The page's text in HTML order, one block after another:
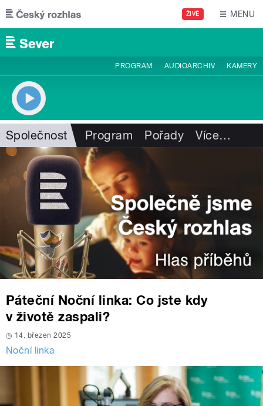
Přejít k hlavnímu obsahu
ŽIVĚ MENU
PROGRAM AUDIOARCHIV KAMERY
Společnost Program Pořady Více…
Páteční Noční linka: Co jste kdy
v životě zaspali?
14. březen 2025
Noční linka